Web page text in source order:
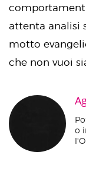
attenta analisi
motto
che non vuoi
o